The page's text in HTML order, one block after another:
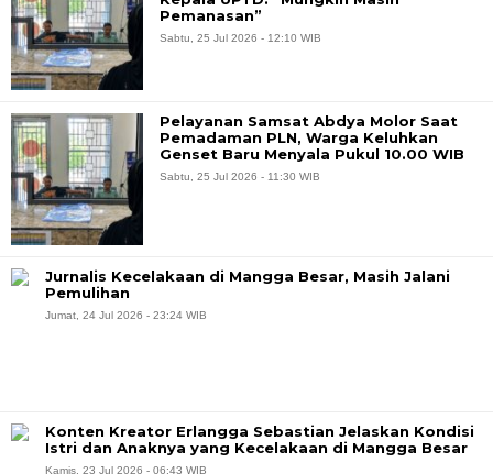
Pemanasan”
Sabtu, 25 Jul 2026 - 12:10 WIB
Pelayanan Samsat Abdya Molor Saat
Pemadaman PLN, Warga Keluhkan
Genset Baru Menyala Pukul 10.00 WIB
Sabtu, 25 Jul 2026 - 11:30 WIB
Jurnalis Kecelakaan di Mangga Besar, Masih Jalani
Pemulihan
Jumat, 24 Jul 2026 - 23:24 WIB
Konten Kreator Erlangga Sebastian Jelaskan Kondisi
Istri dan Anaknya yang Kecelakaan di Mangga Besar
Kamis, 23 Jul 2026 - 06:43 WIB